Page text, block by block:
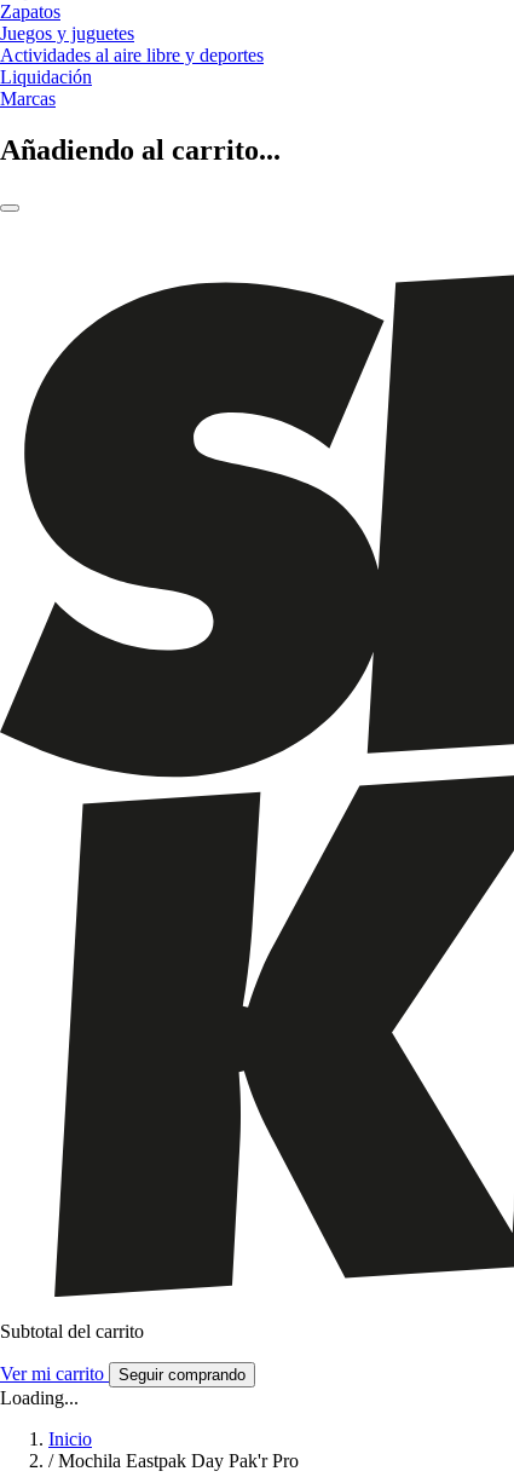
Zapatos
Juegos y juguetes
Actividades al aire libre y deportes
Liquidación
Marcas
Añadiendo al carrito...
Subtotal del carrito
Ver mi carrito Seguir comprando
Loading...
Inicio
/ Mochila Eastpak Day Pak'r Pro